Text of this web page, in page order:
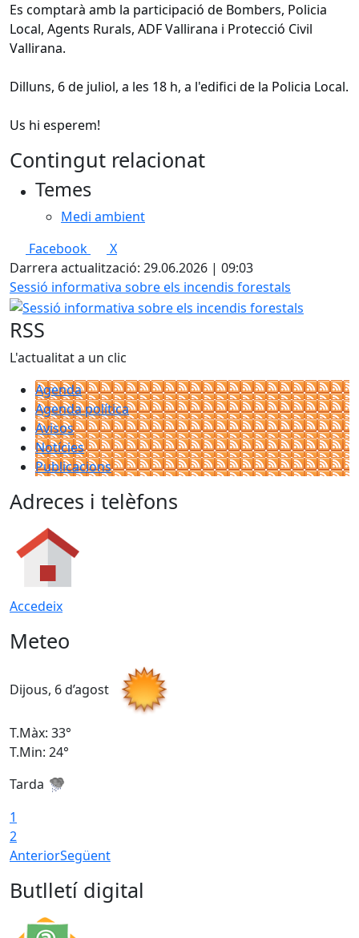
Es comptarà amb la participació de Bombers, Policia
Local, Agents Rurals, ADF Vallirana i Protecció Civil
Vallirana.
Dilluns, 6 de juliol, a les 18 h, a l'edifici de la Policia Local.
Us hi esperem!
Contingut relacionat
Temes
Medi ambient
Facebook
X
Darrera actualització: 29.06.2026 | 09:03
Sessió informativa sobre els incendis forestals
RSS
L'actualitat a un clic
Agenda
Agenda política
Avisos
Notícies
Publicacions
Adreces i telèfons
Accedeix
Meteo
Dijous, 6 d’agost
T.Màx: 33°
T.Min: 24°
Tarda
1
2
AnteriorSegüent
Butlletí digital